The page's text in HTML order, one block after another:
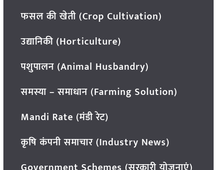
फसल की खेती (Crop Cultivation)
उद्यानिकी (Horticulture)
पशुपालन (Animal Husbandry)
समस्या – समाधान (Farming Solution)
Mandi Rate (मंडी रेट)
कृषि कंपनी समाचार (Industry News)